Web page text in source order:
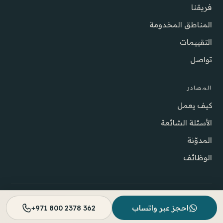
فريقنا
المناطق المخدومة
التقييمات
تواصل
المصادر
كيف يعمل
الأسئلة الشائعة
المدوّنة
الوظائف
© 2026 شركة Best DOC للرعاية الصحية المنزلية ذ.م.م.
للطوارئ، اتصل بـ 998. احجز عبر واتساب +971 800 2378 362